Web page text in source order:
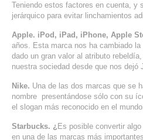
CONTACTO
Teniendo estos factores en cuenta, y
jerárquico para evitar linchamientos
Apple. iPod, iPad, iPhone, Apple
años. Esta marca nos ha cambiado
dado un gran valor al atributo
nuestra sociedad desde que nos dejó
Nike. Una de las dos marcas que se
nombre presentándose sólo con su
el slogan más reconocido en el
Starbucks. ¿ Es posible convertir
en una de las marcas más